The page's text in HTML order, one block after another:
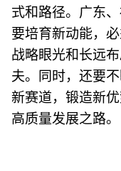
式和路径。广东
要培育新动能，
战略眼光和长远
夫。同时，还要
新赛道，锻造新
高质量发展之路。